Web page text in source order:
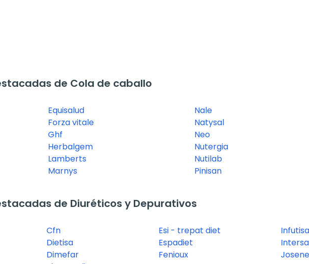
de Cola de caballo
Equisalud
Forza vitale
Ghf
Herbalgem
Lamberts
Marnys
Nale
Natysal
Neo
Nutergia
Nutilab
Pinisan
de Diuréticos y Depurativos
Cfn
Dietisa
Dimefar
Esi - trepat diet
Espadiet
Fenioux
Infutisa
Intersa